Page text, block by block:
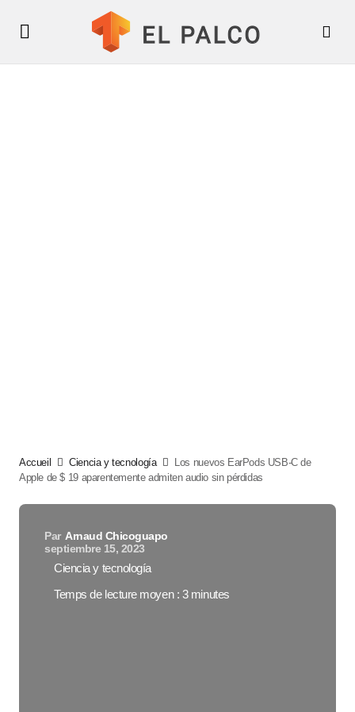
Accueil Ciencia y tecnología
Los nuevos EarPods USB-C de
Apple de $ 19 aparentemente admiten audio sin pérdidas
Par Arnaud Chicoguapo
septiembre 15, 2023
Ciencia y tecnología
Temps de lecture moyen : 3 minutes